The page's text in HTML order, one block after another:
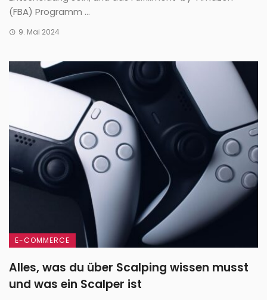
(FBA) Programm ...
9. Mai 2024
E-COMMERCE
Alles, was du über Scalping wissen musst
und was ein Scalper ist